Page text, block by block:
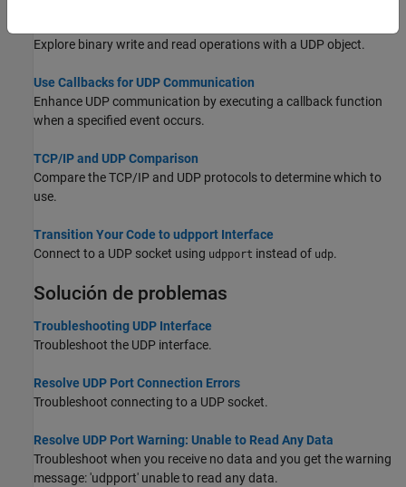
Explore binary write and read operations with a UDP object.
Use Callbacks for UDP Communication
Enhance UDP communication by executing a callback function
when a specified event occurs.
TCP/IP and UDP Comparison
Compare the TCP/IP and UDP protocols to determine which to
use.
Transition Your Code to udpport Interface
Connect to a UDP socket using udpport instead of udp.
Solución de problemas
Troubleshooting UDP Interface
Troubleshoot the UDP interface.
Resolve UDP Port Connection Errors
Troubleshoot connecting to a UDP socket.
Resolve UDP Port Warning: Unable to Read Any Data
Troubleshoot when you receive no data and you get the warning
message: 'udpport' unable to read any data.